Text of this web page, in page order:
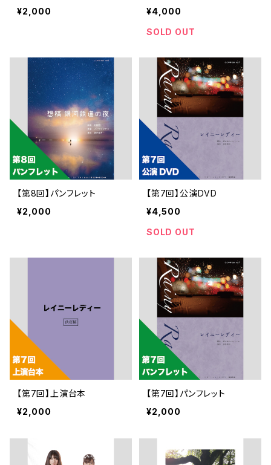
¥2,000
¥4,000
SOLD OUT
【第8回】パンフレット
¥2,000
【第7回】公演DVD
¥4,500
SOLD OUT
【第7回】上演台本
¥2,000
【第7回】パンフレット
¥2,000